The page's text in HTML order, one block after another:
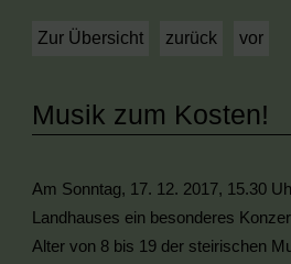
Zur Übersicht zurück vor
Musik zum Kosten!
Am Sonntag, 17. 12. 2017, 15.30
Landhauses ein besonderes
Alter von 8 bis 19 der steirischen